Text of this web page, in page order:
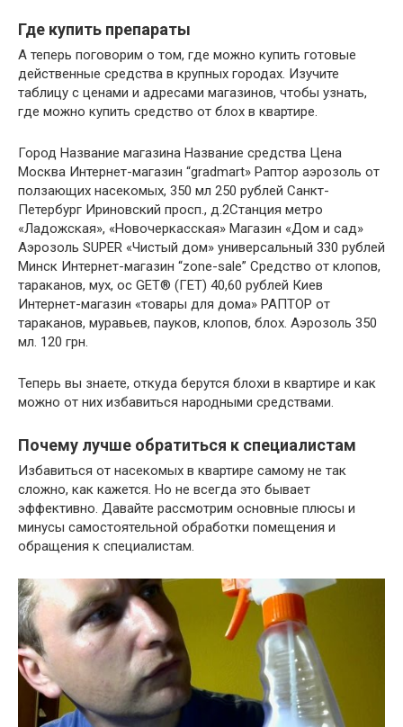
Где купить препараты
А теперь поговорим о том, где можно купить готовые
действенные средства в крупных городах. Изучите
таблицу с ценами и адресами магазинов, чтобы узнать,
где можно купить средство от блох в квартире.
Город Название магазина Название средства Цена
Москва Интернет-магазин “gradmart» Раптор аэрозоль от
ползающих насекомых, 350 мл 250 рублей Санкт-
Петербург Ириновский просп., д.2Станция метро
«Ладожская», «Новочеркасская» Магазин «Дом и сад»
Аэрозоль SUPER «Чистый дом» универсальный 330 рублей
Минск Интернет-магазин “zone-sale” Средство от клопов,
тараканов, мух, ос GET® (ГЕТ) 40,60 рублей Киев
Интернет-магазин «товары для дома» РАПТОР от
тараканов, муравьев, пауков, клопов, блох. Аэрозоль 350
мл. 120 грн.
Теперь вы знаете, откуда берутся блохи в квартире и как
можно от них избавиться народными средствами.
Почему лучше обратиться к специалистам
Избавиться от насекомых в квартире самому не так
сложно, как кажется. Но не всегда это бывает
эффективно. Давайте рассмотрим основные плюсы и
минусы самостоятельной обработки помещения и
обращения к специалистам.